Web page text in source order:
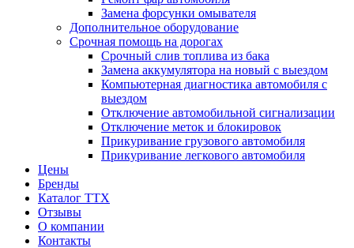
Замена форсунки омывателя
Дополнительное оборудование
Срочная помощь на дорогах
Срочный слив топлива из бака
Замена аккумулятора на новый с выездом
Компьютерная диагностика автомобиля с
выездом
Отключение автомобильной сигнализации
Отключение меток и блокировок
Прикуривание грузового автомобиля
Прикуривание легкового автомобиля
Цены
Бренды
Каталог ТТХ
Отзывы
О компании
Контакты